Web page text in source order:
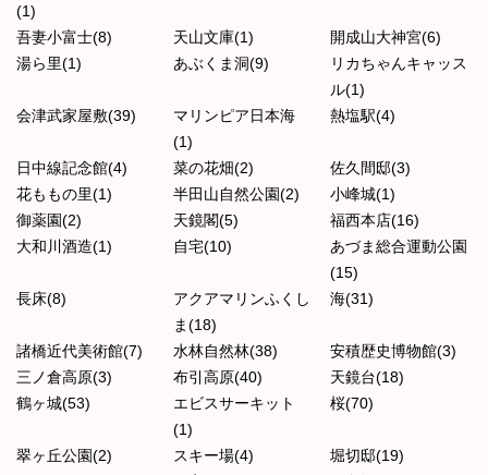
(1)
吾妻小富士(8) 天山文庫(1)
開成山大神宮(6)
湯ら里(1)
あぶくま洞(9)
リカちゃんキャッス
ル(1)
会津武家屋敷(39)
マリンピア日本海
(1)
熱塩駅(4)
日中線記念館(4) 菜の花畑(2)
佐久間邸(3)
花ももの里(1)
半田山自然公園(2)
小峰城(1)
御薬園(2)
天鏡閣(5)
福西本店(16)
大和川酒造(1)
自宅(10)
あづま総合運動公園
(15)
長床(8)
アクアマリンふくし
ま(18)
海(31)
諸橋近代美術館(7) 水林自然林(38)
安積歴史博物館(3)
三ノ倉高原(3)
布引高原(40)
天鏡台(18)
鶴ヶ城(53)
エビスサーキット
(1)
桜(70)
翠ヶ丘公園(2) スキー場(4)
堀切邸(19)